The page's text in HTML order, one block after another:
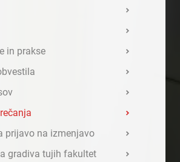
in prakse
prijavo na izmenjavo
gradiva tujih fakultet